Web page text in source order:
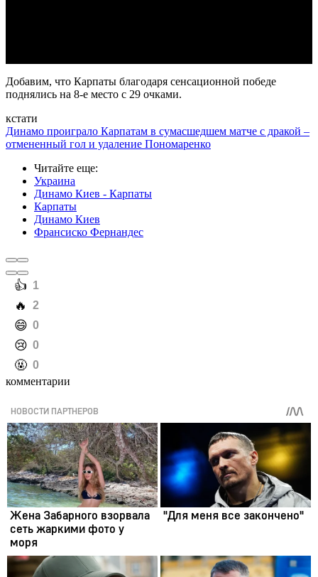
Добавим, что Карпаты благодаря сенсационной победе
поднялись на 8-е место с 29 очками.
кстати
Динамо проиграло Карпатам в сумасшедшем матче с дракой –
отмененный гол и удаление Пономаренко
Читайте еще:
Украина
Динамо Киев - Карпаты
Карпаты
Динамо Киев
Франсиско Фернандес
️👍 1
️🔥 2
️😄 0
️😢 0
️🤬 0
комментарии